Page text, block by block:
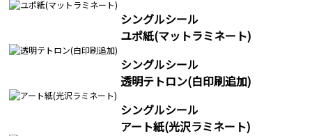
シングルシール
ユポ紙(マットラミネート)
シングルシール
透明テトロン(白印刷追加)
シングルシール
アート紙(光沢ラミネート)